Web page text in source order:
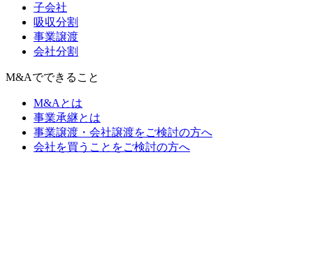
子会社
吸収分割
事業譲渡
会社分割
M&Aでできること
M&Aとは
事業承継とは
事業譲渡・会社譲渡をご検討の方へ
会社を買うことをご検討の方へ